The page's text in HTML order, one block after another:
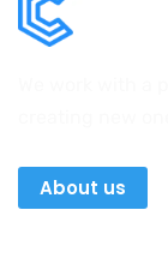
About us